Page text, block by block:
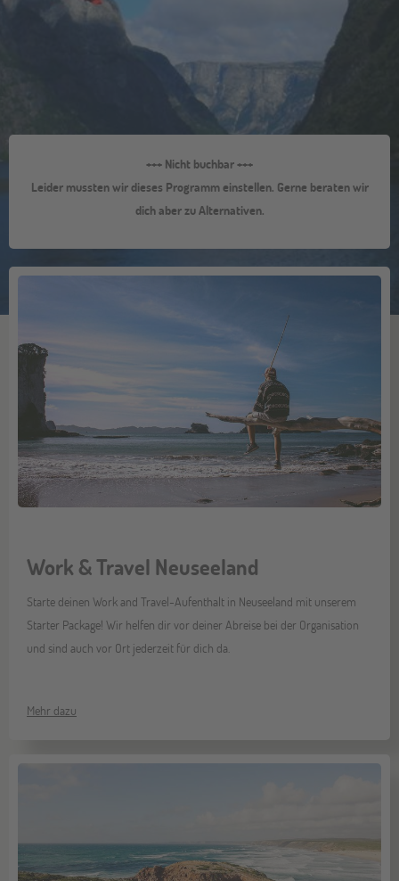
+++ Nicht buchbar +++
Leider mussten wir dieses Programm einstellen. Gerne beraten wir
dich aber zu Alternativen.
Work & Travel Neuseeland
Starte deinen Work and Travel-Aufenthalt in Neuseeland mit unserem
Starter Package! Wir helfen dir vor deiner Abreise bei der Organisation
und sind auch vor Ort jederzeit für dich da.
Mehr dazu